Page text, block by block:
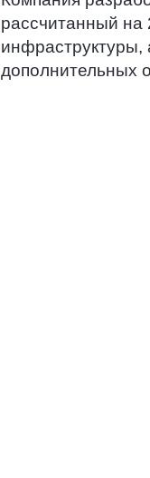
рассчитанный
инфраструктуры,
дополнительных